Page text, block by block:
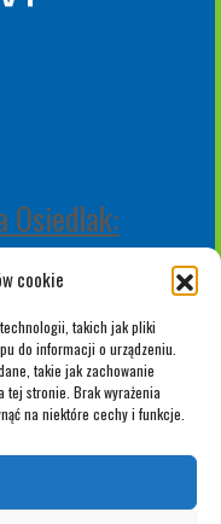
cookie
takich jak pliki
do informacji o urządzeniu.
takie jak zachowanie
stronie. Brak wyrażenia
na niektóre cechy i funkcje.
Osiedlak:
osiedla